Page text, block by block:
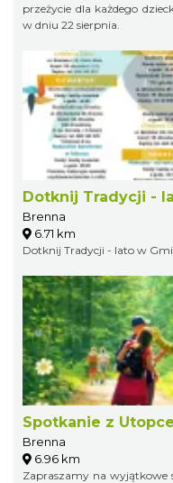
przeżycie dla każdego
w dniu 22 sierpnia.
Dotknij Tradycji -
Brenna
6.71 km
Dotknij Tradycji - lato w
Spotkanie z
Brenna
6.96 km
Zapraszamy na